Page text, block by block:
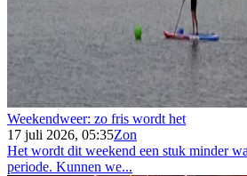
Weekendweer: zo fris wordt het
17 juli 2026, 05:35Zon
Het wordt dit weekend een stuk minder
periode. Kunnen we...